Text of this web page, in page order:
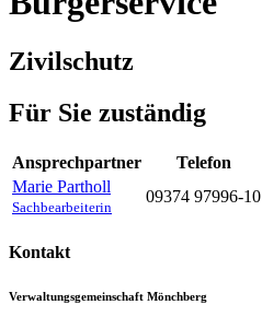
Zivilschutz
Für Sie zuständig
Ansprechpartner Telefon
Marie Partholl
Sachbearbeiterin
09374 97996-10
Kontakt
Verwaltungsgemeinschaft Mönchberg